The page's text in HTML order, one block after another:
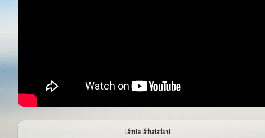
Látni a láthatatlant